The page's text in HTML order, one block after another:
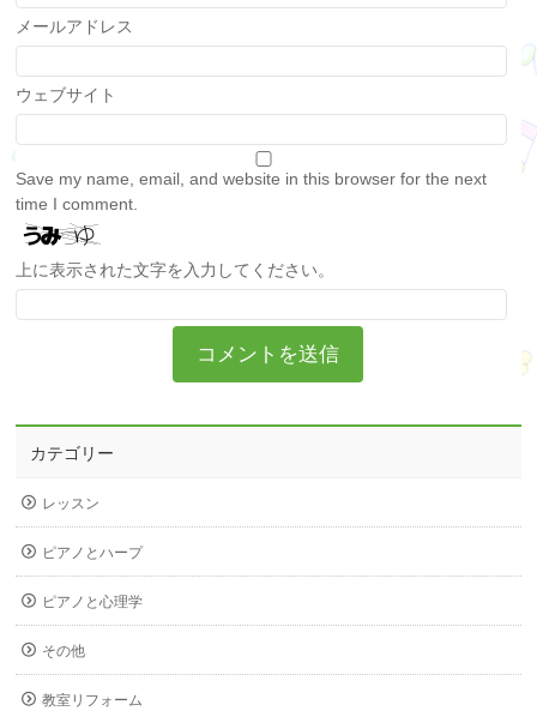
メールアドレス
ウェブサイト
Save my name, email, and website in this browser for the next
time I comment.
上に表示された文字を入力してください。
カテゴリー
レッスン
ピアノとハープ
ピアノと心理学
その他
教室リフォーム